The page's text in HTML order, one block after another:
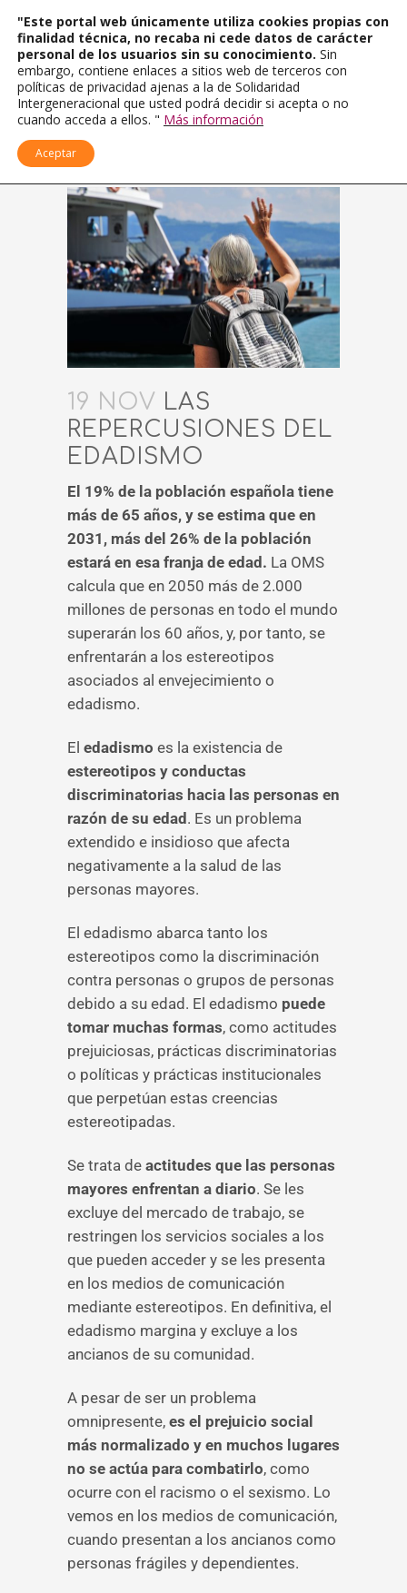
19 NOV LAS
REPERCUSIONES DEL
EDADISMO
El 19% de la población española tiene
más de 65 años, y se estima que en
2031, más del 26% de la población
estará en esa franja de edad. La OMS
calcula que en 2050 más de 2.000
millones de personas en todo el mundo
superarán los 60 años, y, por tanto, se
enfrentarán a los estereotipos
asociados al envejecimiento o
edadismo.
El edadismo es la existencia de
estereotipos y conductas
discriminatorias hacia las personas en
razón de su edad . Es un problema
extendido e insidioso que afecta
negativamente a la salud de las
personas mayores.
El edadismo abarca tanto los
estereotipos como la discriminación
contra personas o grupos de personas
debido a su edad. El edadismo puede
tomar muchas formas, como actitudes
prejuiciosas, prácticas discriminatorias
o políticas y prácticas institucionales
que perpetúan estas creencias
estereotipadas.
Se trata de actitudes que las personas
mayores enfrentan a diario. Se les
excluye del mercado de trabajo, se
restringen los servicios sociales a los
que pueden acceder y se les presenta
en los medios de comunicación
mediante estereotipos. En definitiva, el
edadismo margina y excluye a los
ancianos de su comunidad.
A pesar de ser un problema
omnipresente, es el prejuicio social
más normalizado y en muchos lugares
no se actúa para combatirlo, como
ocurre con el racismo o el sexismo. Lo
vemos en los medios de comunicación,
cuando presentan a los ancianos como
personas frágiles y dependientes.
"Este portal web únicamente utiliza cookies propias con
finalidad técnica, no recaba ni cede datos de carácter
personal de los usuarios sin su conocimiento. Sin
embargo, contiene enlaces a sitios web de terceros con
políticas de privacidad ajenas a la de Solidaridad
Intergeneracional que usted podrá decidir si acepta o no
cuando acceda a ellos. " Más información
Aceptar